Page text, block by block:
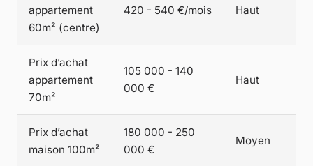
appartement
60m² (centre)
420 - 540 €/mois Haut
Prix d’achat
appartement
70m²
105 000 - 140
000 €
Haut
Prix d’achat
maison 100m²
180 000 - 250
000 €
Moyen